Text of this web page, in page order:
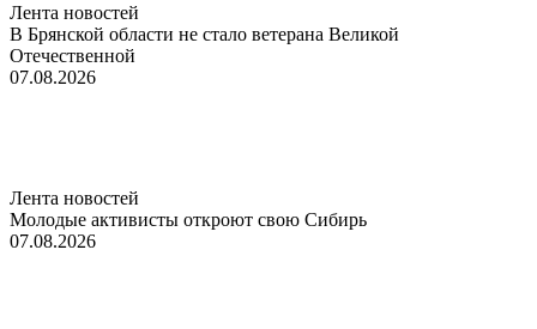
Лента новостей
В Брянской области не стало ветерана Великой
Отечественной
07.08.2026
Лента новостей
Молодые активисты откроют свою Сибирь
07.08.2026